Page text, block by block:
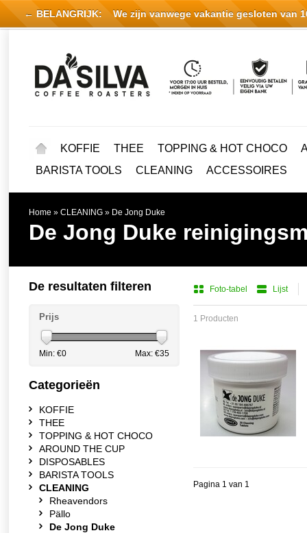
KOFFIE THEE TOPPING & HOT CHOCO
BARISTA TOOLS
CLEANING ACCESSOIRES
Home » CLEANING » De Jong Duke
De Jong Duke
Foto-tabel Lijst
1 Producten
Pagina 1 van 1
De resultaten filteren
Prijs
Min: €0 Max: €35
Categorieën
KOFFIE
THEE
TOPPING & HOT CHOCO
AROUND THE CUP
DISPOSABLES
BARISTA TOOLS
CLEANING
Rheavendors
Pällo
De Jong Duke
← BELANGRIJK: We zijn vanwege vakantie gesloten van